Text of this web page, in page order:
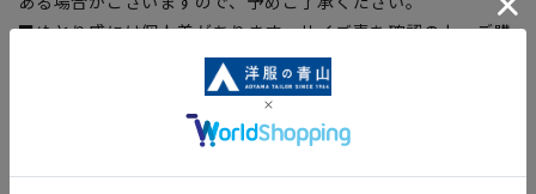
■ゆとり感には個人差があります。サイズ表を確認の上、ご購
入の目安としてご利用ください。
■生地や仕様・デザインにより、着用感や実際のサイズ表に若
干の誤差が生じる場合がございます。予めご了承ください。
■サイズスペックは仕上がりサイズを記載しております。一
部、商品現物におすすめサイズ(ヌードサイズ)を記載している